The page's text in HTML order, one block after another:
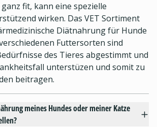
fit, kann eine spezielle
wirken. Das VET Sortiment
Diätnahrung für Hunde
Futtersorten sind
des Tieres abgestimmt und
unterstüzen und somit zu
beitragen.
meines Hundes oder meiner Katze